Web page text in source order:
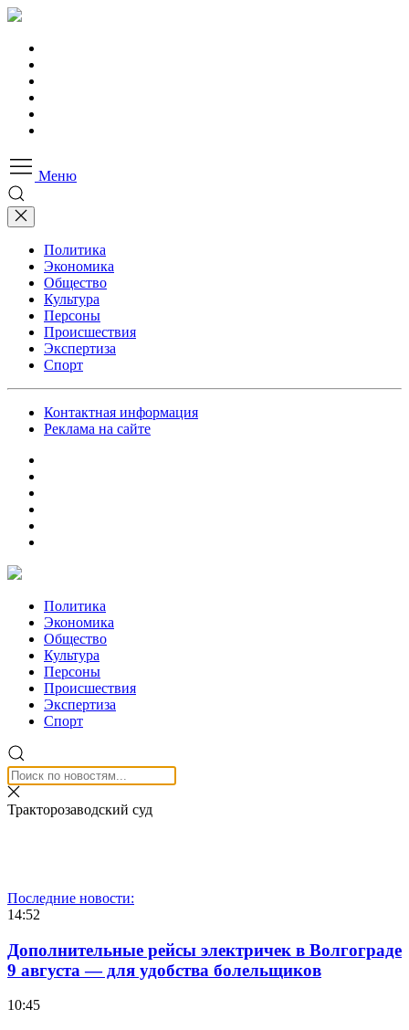
Меню
Политика
Экономика
Общество
Культура
Персоны
Происшествия
Экспертиза
Спорт
Контактная информация
Реклама на сайте
Политика
Экономика
Общество
Культура
Персоны
Происшествия
Экспертиза
Спорт
Тракторозаводский суд
Последние новости:
14:52
Дополнительные рейсы электричек в Волгограде
9 августа — для удобства болельщиков
10:45